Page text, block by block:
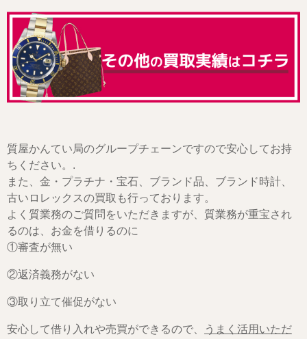
質屋かんてい局のグループチェーンですので安心してお持
ちください。.
また、金・プラチナ・宝石、ブランド品、ブランド時計、
古いロレックスの買取も行っております。
よく質業務のご質問をいただきますが、質業務が重宝され
るのは、お金を借りるのに
①審査が無い
②返済義務がない
③取り立て催促がない
安心して借り入れや売買ができるので、
うまく活用いただ